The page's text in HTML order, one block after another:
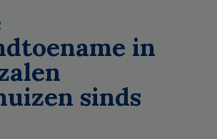
in
sinds